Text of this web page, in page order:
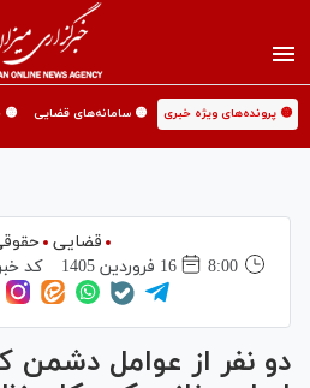
🟡 پرونده‌های ویژه خبری 🟡 سامانه‌های قضایی 🟡
قضایی
8:00
16 فروردين 1405 کد
دو نفر از عوامل